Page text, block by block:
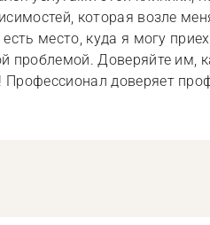
которая возле
место, куда я могу
проблемой. Доверяйте им,
доверяет